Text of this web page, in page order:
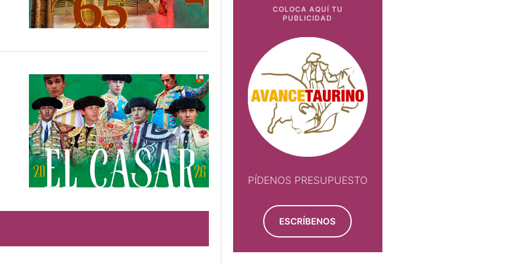
COLOCA AQUÍ TU
PUBLICIDAD
PÍDENOS PRESUPUESTO
ESCRÍBENOS